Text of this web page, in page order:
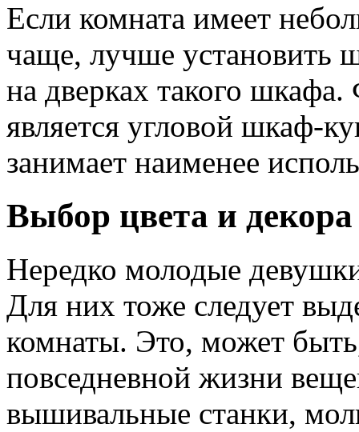
Если комната имеет
чаще, лучше установить
на дверках такого
является угловой шкаф-
занимает наименее
Выбор цвета и декора
Нередко молодые
Для них тоже следует
комнаты. Это, может
повседневной жизни
вышивальные станки,